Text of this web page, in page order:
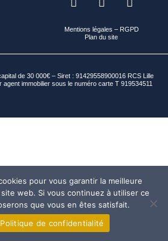
Mentions légales – RGPD
Plan du site
de 30 000€ – Siret : 91429558900016 RCS Lille
agent immobilier sous le numéro carte T 919534511
pour vous garantir la meilleure
web. Si vous continuez à utiliser ce
que vous en êtes satisfait.
Politique de confidentialité